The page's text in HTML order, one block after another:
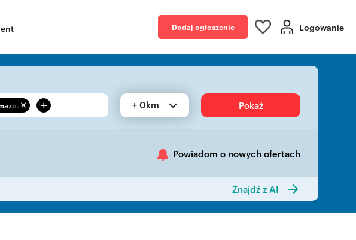
Dodaj ogłoszenie Logowanie
+ + 0km Pokaż
Powiadom o nowych ofertach
Znajdź z AI